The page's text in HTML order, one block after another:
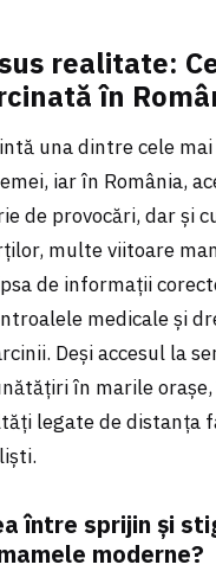
realitate:
în
una dintre cele
iar în România,
de provocări, dar și
multe viitoare
de informații
medicale și
Deși accesul la
în marile
legate de distanța
între sprijin și
moderne?